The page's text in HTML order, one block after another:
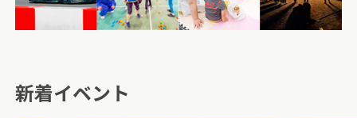
新着イベント